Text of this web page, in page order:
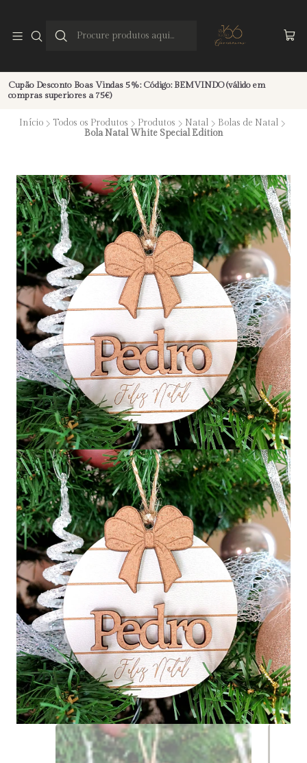
Cupão Desconto Boas Vindas 5%: Código: BEMVINDO (válido em
compras superiores a 75€)
Início Todos os Produtos Produtos Natal
Bolas de Natal
Bola Natal White Special Edition